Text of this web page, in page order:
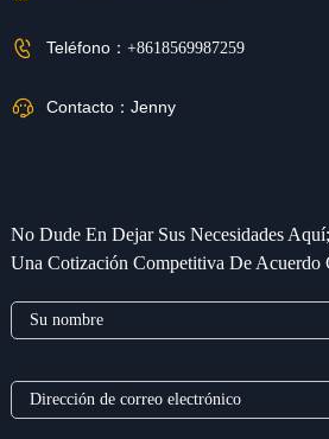
Teléfono： +8618569987259
Contacto： Jenny
No Dude En Dejar Sus Necesidades
Una Cotización Competitiva De Acuerdo